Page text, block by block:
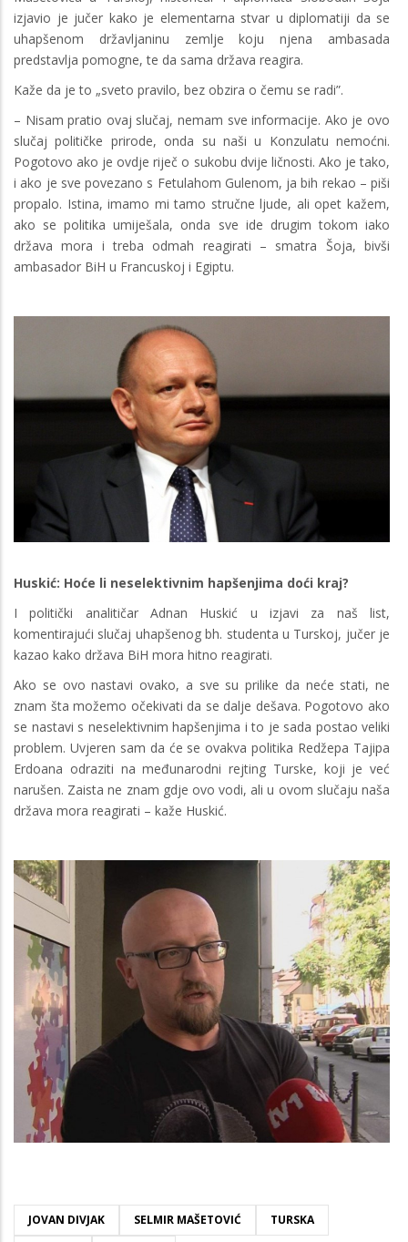
izjavio je jučer kako je elementarna stvar u diplomatiji da se
uhapšenom državljaninu zemlje koju njena ambasada
predstavlja pomogne, te da sama država reagira.
Kaže da je to „sveto pravilo, bez obzira o čemu se radi”.
– Nisam pratio ovaj slučaj, nemam sve informacije. Ako je ovo
slučaj političke prirode, onda su naši u Konzulatu nemoćni.
Pogotovo ako je ovdje riječ o sukobu dvije ličnosti. Ako je tako,
i ako je sve povezano s Fetulahom Gulenom, ja bih rekao – piši
propalo. Istina, imamo mi tamo stručne ljude, ali opet kažem,
ako se politika umiješala, onda sve ide drugim tokom iako
država mora i treba odmah reagirati – smatra Šoja, bivši
ambasador BiH u Francuskoj i Egiptu.
Huskić: Hoće li neselektivnim hapšenjima doći kraj?
I politički analitičar Adnan Huskić u izjavi za naš list,
komentirajući slučaj uhapšenog bh. studenta u Turskoj, jučer je
kazao kako država BiH mora hitno reagirati.
Ako se ovo nastavi ovako, a sve su prilike da neće stati, ne
znam šta možemo očekivati da se dalje dešava. Pogotovo ako
se nastavi s neselektivnim hapšenjima i to je sada postao veliki
problem. Uvjeren sam da će se ovakva politika Redžepa Tajipa
Erdoana odraziti na međunarodni rejting Turske, koji je već
narušen. Zaista ne znam gdje ovo vodi, ali u ovom slučaju naša
država mora reagirati – kaže Huskić.
JOVAN DIVJAK SELMIR MAŠETOVIĆ
TURSKA